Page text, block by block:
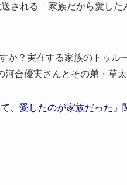
される「家族だから愛し
か？実在する家族のトゥ
合優実さんとその弟・草
、愛したのが家族だった